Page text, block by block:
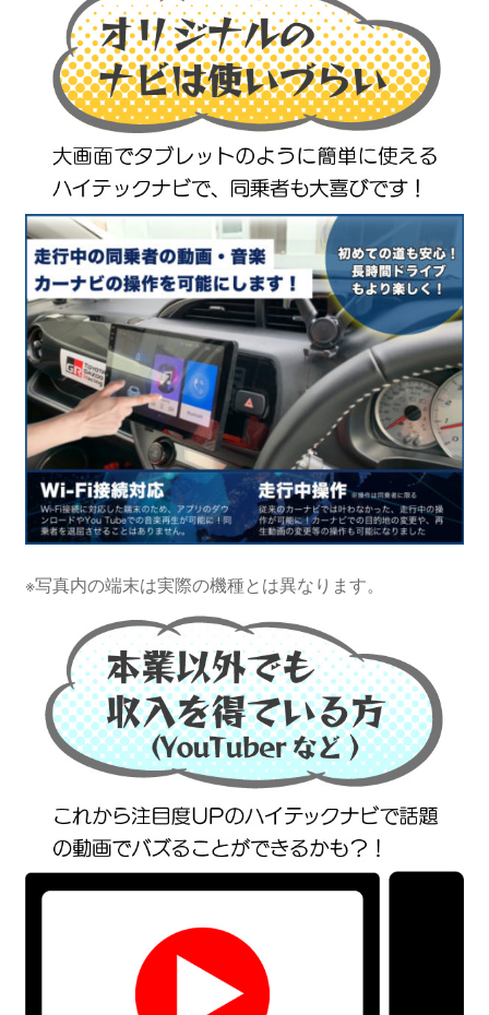
※写真内の端末は実際の機種とは異なります。